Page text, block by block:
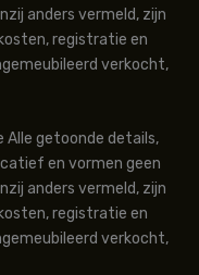
anders vermeld, zijn
registratie en
verkocht,
Alle getoonde details,
en vormen geen
anders vermeld, zijn
registratie en
verkocht,